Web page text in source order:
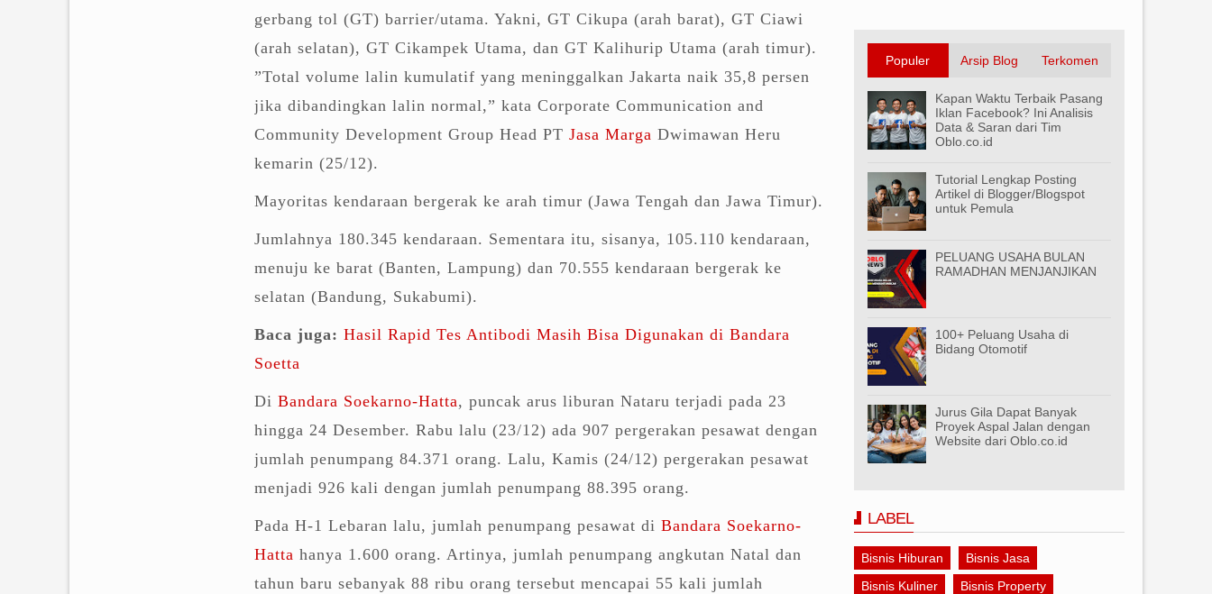
gerbang tol (GT) barrier/utama. Yakni, GT Cikupa (arah barat), GT Ciawi
(arah selatan), GT Cikampek Utama, dan GT Kalihurip Utama (arah timur).
”Total volume lalin kumulatif yang meninggalkan Jakarta naik 35,8 persen
jika dibandingkan lalin normal,” kata Corporate Communication and
Community Development Group Head PT Jasa Marga Dwimawan Heru
kemarin (25/12).
Mayoritas kendaraan bergerak ke arah timur (Jawa Tengah dan Jawa Timur).
Jumlahnya 180.345 kendaraan. Sementara itu, sisanya, 105.110 kendaraan,
menuju ke barat (Banten, Lampung) dan 70.555 kendaraan bergerak ke
selatan (Bandung, Sukabumi).
Baca juga: Hasil Rapid Tes Antibodi Masih Bisa Digunakan di Bandara
Soetta
Di Bandara Soekarno-Hatta, puncak arus liburan Nataru terjadi pada 23
hingga 24 Desember. Rabu lalu (23/12) ada 907 pergerakan pesawat dengan
jumlah penumpang 84.371 orang. Lalu, Kamis (24/12) pergerakan pesawat
menjadi 926 kali dengan jumlah penumpang 88.395 orang.
Pada H-1 Lebaran lalu, jumlah penumpang pesawat di Bandara Soekarno-
Hatta hanya 1.600 orang. Artinya, jumlah penumpang angkutan Natal dan
tahun baru sebanyak 88 ribu orang tersebut mencapai 55 kali jumlah
Populer Arsip Blog Terkomen
Kapan Waktu Terbaik Pasang
Iklan Facebook? Ini Analisis
Data & Saran dari Tim
Oblo.co.id
Tutorial Lengkap Posting
Artikel di Blogger/Blogspot
untuk Pemula
PELUANG USAHA BULAN
RAMADHAN MENJANJIKAN
100+ Peluang Usaha di
Bidang Otomotif
Jurus Gila Dapat Banyak
Proyek Aspal Jalan dengan
Website dari Oblo.co.id
LABEL
Bisnis Hiburan
Bisnis Jasa
Bisnis Kuliner
Bisnis Property